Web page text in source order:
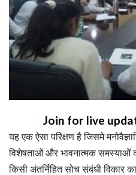
Join for live
यह एक ऐसा परिक्षण है जिसमे
विशेषताओं और भावनात्मक समस्याओं
किसी अंतर्निहित सोच संबंधी विकार